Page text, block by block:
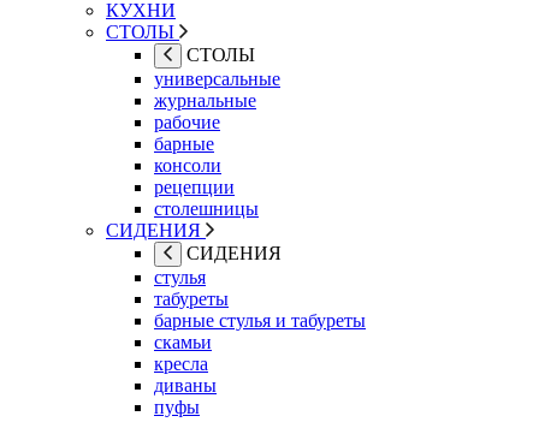
КУХНИ
СТОЛЫ
СТОЛЫ
универсальные
журнальные
рабочие
барные
консоли
рецепции
столешницы
СИДЕНИЯ
СИДЕНИЯ
стулья
табуреты
барные стулья и табуреты
скамьи
кресла
диваны
пуфы